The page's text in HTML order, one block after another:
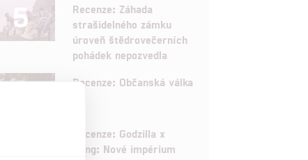
5
Recenze: Záhada
strašidelného zámku
úroveň štědrovečerních
pohádek nepozvedla
8 Recenze: Občanská válka
Recenze: Godzilla x
Kong: Nové impérium